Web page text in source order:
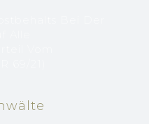
Bei Der
Alle
Vom
69/21)